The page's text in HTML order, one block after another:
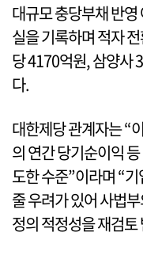
대규모 충당부채 반
실을 기록하며 적자
당 4170억원, 삼양사
다.
대한제당 관계자는 “
의 연간 당기순이익
도한 수준”이라며 “
줄 우려가 있어 사법
정의 적정성을 재검